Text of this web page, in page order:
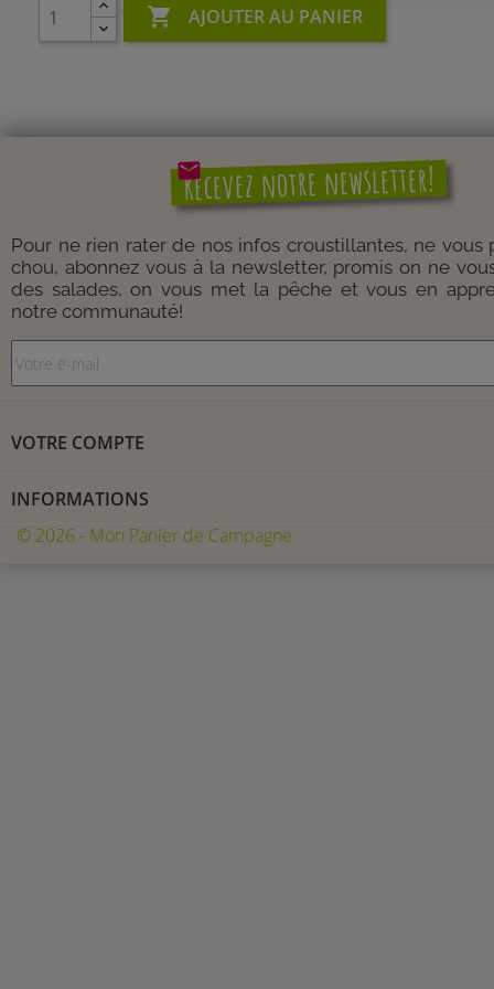
 AJOUTER AU PANIER
mail
Recevez notre newsletter!
Pour ne rien rater de nos infos croustillantes, ne vous
chou, abonnez vous à la newsletter, promis on ne
des salades, on vous met la pêche et vous en
notre communauté!
VOTRE COMPTE
INFORMATIONS
© 2026 - Mon Panier de Campagne